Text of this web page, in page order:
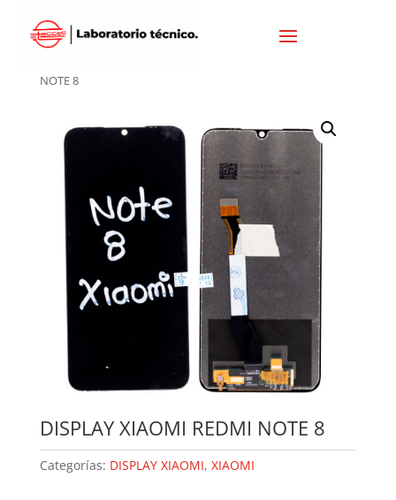
NOTE 8
DISPLAY XIAOMI REDMI NOTE 8
Categorías: DISPLAY XIAOMI, XIAOMI